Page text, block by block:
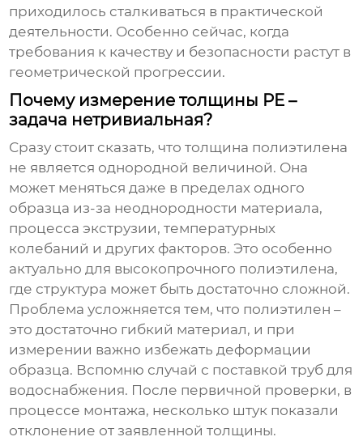
приходилось сталкиваться в практической
деятельности. Особенно сейчас, когда
требования к качеству и безопасности растут в
геометрической прогрессии.
Почему измерение толщины PE –
задача нетривиальная?
Сразу стоит сказать, чтотолщина полиэтилена
не является однородной величиной. Она
может меняться даже в пределах одного
образца из-за неоднородности материала,
процесса экструзии, температурных
колебаний и других факторов. Это особенно
актуально для высокопрочного полиэтилена,
где структура может быть достаточно сложной.
Проблема усложняется тем, что полиэтилен –
это достаточно гибкий материал, и при
измерении важно избежать деформации
образца. Вспомню случай с поставкой труб для
водоснабжения. После первичной проверки, в
процессе монтажа, несколько штук показали
отклонение от заявленной толщины.